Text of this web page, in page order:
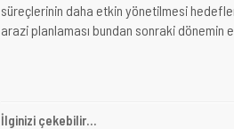
süreçlerinin daha etkin yönetilmesi
arazi planlaması bundan sonraki dönemin
İlginizi çekebilir...